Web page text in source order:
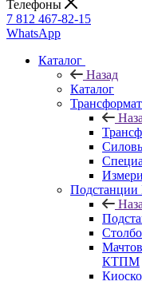
Телефоны
7 812 467-82-15
WhatsApp
Каталог
Назад
Каталог
КТПМ